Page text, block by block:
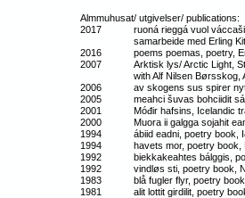
Almmuhusat/ utgivelser/ publications:
2017 ruoná rieggá vuol váccašit /
samarbeide med Erling
2016 poems poemas, poetry,
2007 Arktisk lys/ Arctic Light,
with Alf Nilsen Børsskog,
2006 av skogens sus spirer nytt,
2005 meahci šuvas bohciidit
2001 Móđir hafsins, Icelandic
2000 Muora ii galgga sojahit
1994 ábiid eadni, poetry book,
1994 havets mor, poetry book,
1992 biekkakeahtes bálggis,
1992 vindløs sti, poetry book,
1983 blå fugler flyr, poetry book,
1981 alit lottit girdilit, poetry